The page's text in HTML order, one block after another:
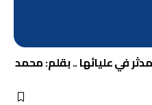
في عليائها .. بقلم: محمد